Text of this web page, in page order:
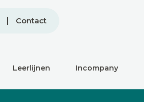
Contact
Leerlijnen Incompany